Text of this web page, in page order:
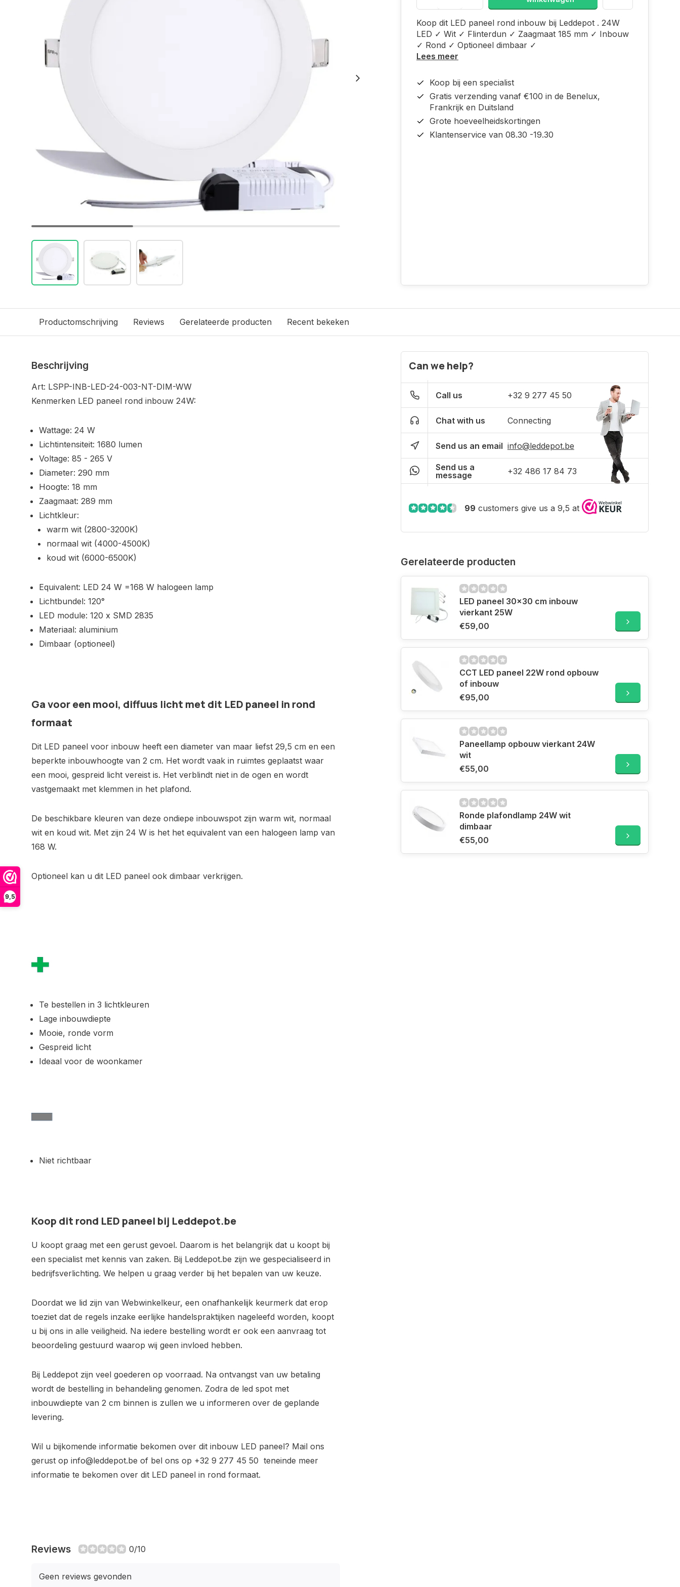
9,5
Koop dit LED paneel rond inbouw bij Leddepot . 24W
LED ✓ Wit ✓ Flinterdun ✓ Zaagmaat 185 mm ✓ Inbouw
✓ Rond ✓ Optioneel dimbaar ✓
Lees meer
Koop bij een specialist
Gratis verzending vanaf €100 in de Benelux,
Frankrijk en Duitsland
Grote hoeveelheidskortingen
Klantenservice van 08.30 -19.30
Productomschrijving Reviews Gerelateerde producten Recent bekeken
Beschrijving
Art: LSPP-INB-LED-24-003-NT-DIM-WW
Kenmerken LED paneel rond inbouw 24W:
Wattage: 24 W
Lichtintensiteit: 1680 lumen
Voltage: 85 - 265 V
Diameter: 290 mm
Hoogte: 18 mm
Zaagmaat: 289 mm
Lichtkleur:
warm wit (2800-3200K)
normaal wit (4000-4500K)
koud wit (6000-6500K)
Equivalent: LED 24 W =168 W halogeen lamp
Lichtbundel: 120°
LED module: 120 x SMD 2835
Materiaal: aluminium
Dimbaar (optioneel)
Ga voor een mooi, diffuus licht met dit LED paneel in rond
formaat
Dit LED paneel voor inbouw heeft een diameter van maar liefst 29,5 cm en een
beperkte inbouwhoogte van 2 cm. Het wordt vaak in ruimtes geplaatst waar
een mooi, gespreid licht vereist is. Het verblindt niet in de ogen en wordt
vastgemaakt met klemmen in het plafond.
De beschikbare kleuren van deze ondiepe inbouwspot zijn warm wit, normaal
wit en koud wit. Met zijn 24 W is het het equivalent van een halogeen lamp van
168 W.
Optioneel kan u dit LED paneel ook dimbaar verkrijgen.
Te bestellen in 3 lichtkleuren
Lage inbouwdiepte
Mooie, ronde vorm
Gespreid licht
Ideaal voor de woonkamer
Niet richtbaar
Koop dit rond LED paneel bij Leddepot.be
U koopt graag met een gerust gevoel. Daarom is het belangrijk dat u koopt bij
een specialist met kennis van zaken. Bij Leddepot.be zijn we gespecialiseerd in
bedrijfsverlichting. We helpen u graag verder bij het bepalen van uw keuze.
Doordat we lid zijn van Webwinkelkeur, een onafhankelijk keurmerk dat erop
toeziet dat de regels inzake eerlijke handelspraktijken nageleefd worden, koopt
u bij ons in alle veiligheid. Na iedere bestelling wordt er ook een aanvraag tot
beoordeling gestuurd waarop wij geen invloed hebben.
Bij Leddepot zijn veel goederen op voorraad. Na ontvangst van uw betaling
wordt de bestelling in behandeling genomen. Zodra de led spot met
inbouwdiepte van 2 cm binnen is zullen we u informeren over de geplande
levering.
Wil u bijkomende informatie bekomen over dit inbouw LED paneel? Mail ons
gerust op info@leddepot.be of bel ons op +32 9 277 45 50 teneinde meer
informatie te bekomen over dit LED paneel in rond formaat.
Reviews 0/10
Geen reviews gevonden
Can we help?
Call us +32 9 277 45 50
Chat with us Connecting
Send us an email info@leddepot.be
Send us a
message
+32 486 17 84 73
99 customers give us a 9,5 at
Gerelateerde producten
LED paneel 30x30 cm inbouw
vierkant 25W
€59,00
CCT LED paneel 22W rond opbouw
of inbouw
€95,00
Paneellamp opbouw vierkant 24W
wit
€55,00
Ronde plafondlamp 24W wit
dimbaar
€55,00